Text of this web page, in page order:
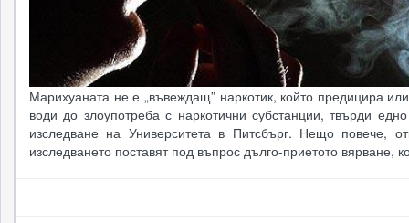
Марихуаната не е „въвеждащ” наркотик, който предицира
води до злоупотреба с наркотични субстанции, твърди
изследване на Университета в Питсбърг. Нещо повече,
изследването поставят под въпрос дълго-приетото вярване,